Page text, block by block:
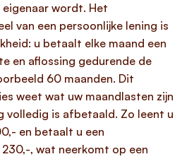
wordt. Het
van een persoonlijke lening is
u betaalt elke maand een
en aflossing gedurende de
60 maanden. Dit
weet wat uw maandlasten zijn
volledig is afbetaald. Zo leent u
en betaalt u een
, wat neerkomt op een